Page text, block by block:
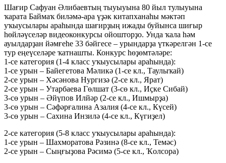
Шағир Сафуан Әлибаевтың тыуыуына 80 йыл тулыуына
ҡарата Баймаҡ биләмә-ара үҙәк китапханаһы мәктәп
уҡыусылары араһында шағирҙың ижады буйынса шиғыр
һөйләүселәр видеоконкурсы ойошторҙо. Унда ҡала һәм
ауылдарҙан йәмғеһе 33 бәйгесе – урындарҙа үткәрелгән 1-се
тур еңеүселәре ҡатнашты. Конкурс һөҙөмтәләре:
1-се категория (1-4 класс уҡыусылары араһында):
1-се урын – Байегетова Мәликә (1-се кл., Таулыҡай)
2-се урын – Хәсәнова Нургизә (2-се кл., Ярат)
2-се урын – Утарбаева Гөлшат (3-сө кл., Иҫке Сибай)
3-сө урын – Әйүпов Илйәр (2-се кл., Ишмырҙа)
3-сө урын – Сәфәрғалина Азалия (4-се кл., Күсей)
3-сө урын – Сахина Инзилә (4-се кл., Күгиҙел)
2-се категория (5-8 класс уҡыусылары араһында):
1-се урын – Шахморатова Рәзинә (8-се кл., Темәс)
2-се урын – Сыңғыҙова Рәсимә (5-се кл., Ҡолсора)